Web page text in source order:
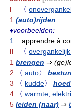
I
〈
1 (auto)rijden
♦voorbeelden:
1
apprendre à
II
〈
1 brengen ⇒
2
〈 auto〉
3
〈 kudde〉
4
〈 warmte
5 leiden (naar) ⇒